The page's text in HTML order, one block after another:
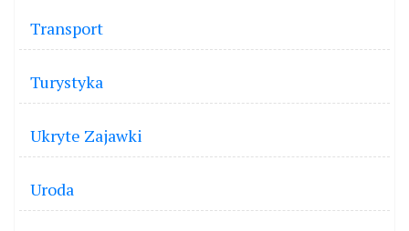
Transport
Turystyka
Ukryte Zajawki
Uroda